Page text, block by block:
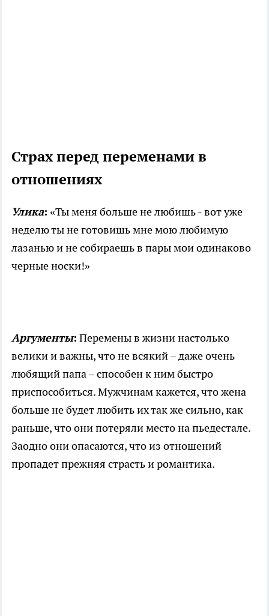
Страх перед переменами в
отношениях
Улика: «Ты меня больше не любишь - вот уже
неделю ты не готовишь мне мою любимую
лазанью и не собираешь в пары мои одинаково
черные носки!»
Аргументы: Перемены в жизни настолько
велики и важны, что не всякий – даже очень
любящий папа – способен к ним быстро
приспособиться. Мужчинам кажется, что жена
больше не будет любить их так же сильно, как
раньше, что они потеряли место на пьедестале.
Заодно они опасаются, что из отношений
пропадет прежняя страсть и романтика.